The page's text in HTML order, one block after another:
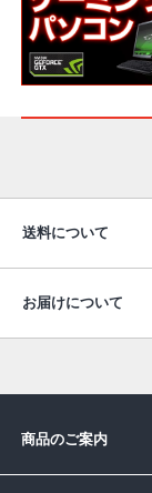
送料について
お届けについて
商品のご案内